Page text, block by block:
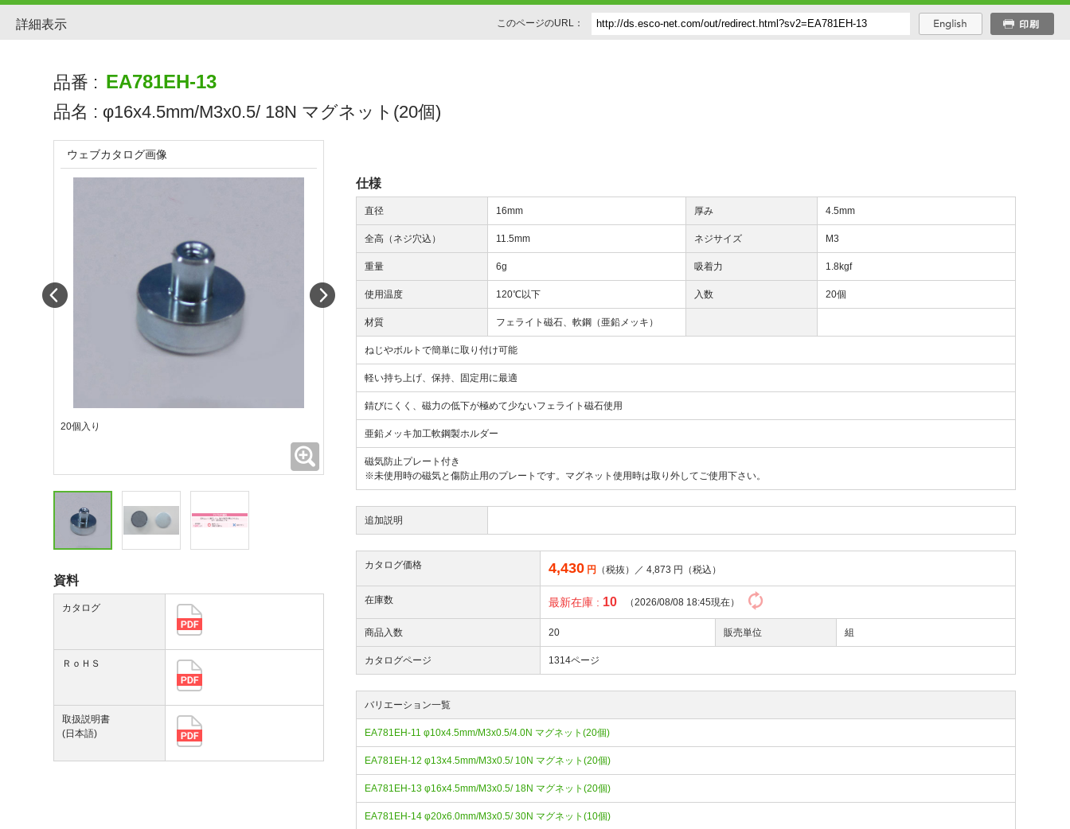
詳細表示 このページのURL：
品番 : EA781EH-13
品名 : φ16x4.5mm/M3x0.5/ 18N マグネット(20個)
仕様
直径 16mm 厚み 4.5mm
全高（ネジ穴込） 11.5mm ネジサイズ M3
重量 6g 吸着力 1.8kgf
使用温度 120℃以下 入数 20個
材質 フェライト磁石、軟鋼（亜鉛メッキ）
ねじやボルトで簡単に取り付け可能
軽い持ち上げ、保持、固定用に最適
錆びにくく、磁力の低下が極めて少ないフェライト磁石使用
亜鉛メッキ加工軟鋼製ホルダー
磁気防止プレート付き
※未使用時の磁気と傷防止用のプレートです。マグネット使用時は取り外してご使用下さい。
追加説明
カタログ価格 4,430 円 （税抜）／4,873 円（税込）
在庫数 最新在庫 : 10 （2026/08/08 18:45現在）
商品入数 20 販売単位 組
カタログページ 1314ページ
バリエーション一覧
EA781EH-11 φ10x4.5mm/M3x0.5/4.0N マグネット(20個)
EA781EH-12 φ13x4.5mm/M3x0.5/ 10N マグネット(20個)
EA781EH-13 φ16x4.5mm/M3x0.5/ 18N マグネット(20個)
EA781EH-14 φ20x6.0mm/M3x0.5/ 30N マグネット(10個)
ウェブカタログ画像
20個入り
資料
カタログ
ＲｏＨＳ
取扱説明書
(日本語)